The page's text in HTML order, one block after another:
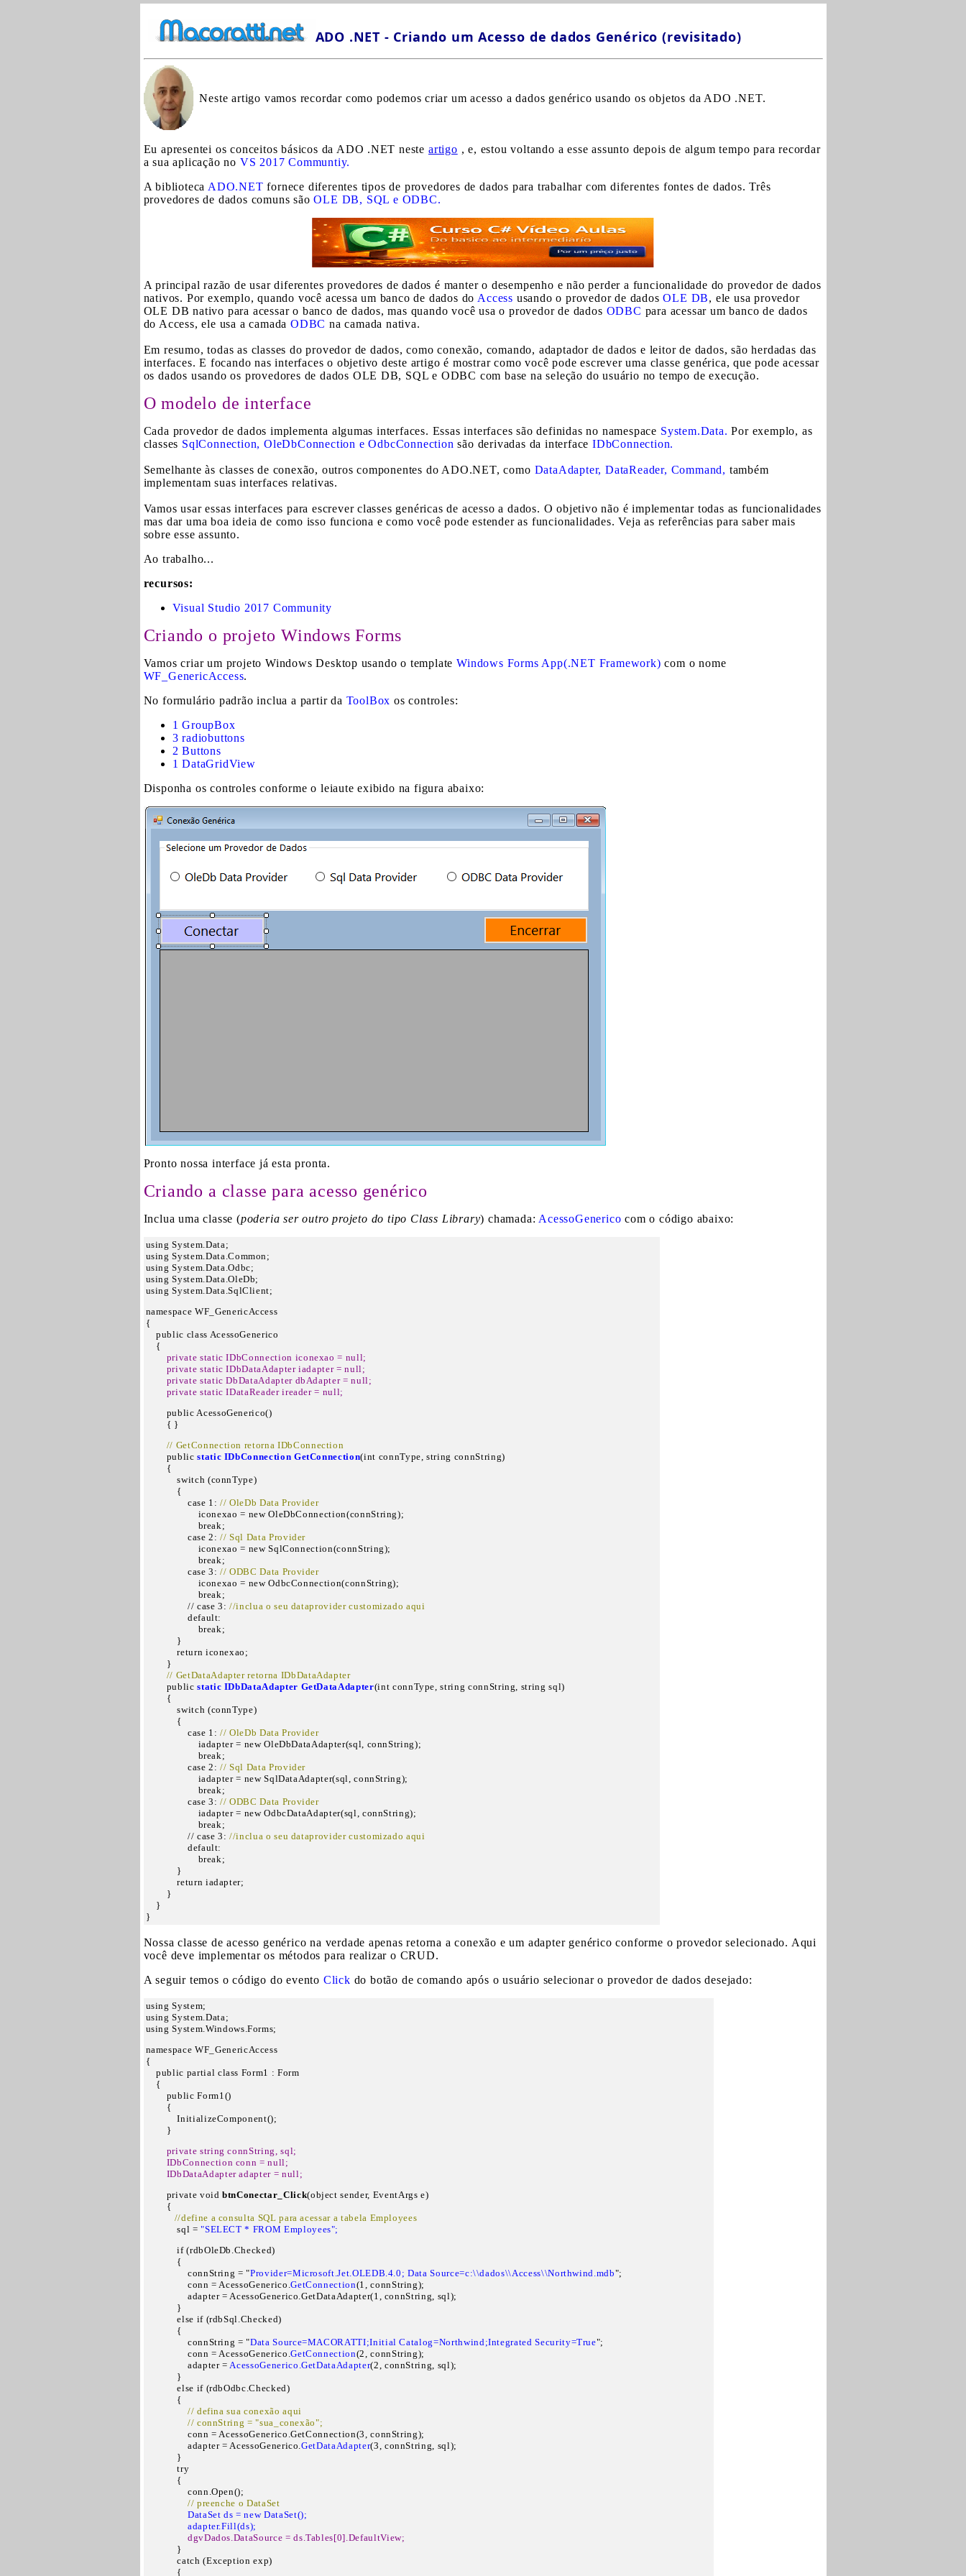
ADO .NET - Criando um Acesso de dados Genérico (revisitado)
Neste artigo vamos recordar como podemos criar um acesso a dados genérico usando os objetos da ADO .NET.
Eu apresentei os conceitos básicos da ADO .NET neste artigo , e, estou voltando a esse assunto depois de algum tempo para recordar
a sua aplicação no VS 2017 Communtiy.
A biblioteca ADO.NET fornece diferentes tipos de provedores de dados para trabalhar com diferentes fontes de dados. Três
provedores de dados comuns são OLE DB, SQL e ODBC.
A principal razão de usar diferentes provedores de dados é manter o desempenho e não perder a funcionalidade do provedor de dados
nativos. Por exemplo, quando você acessa um banco de dados do Access usando o provedor de dados OLE DB, ele usa provedor
OLE DB nativo para acessar o banco de dados, mas quando você usa o provedor de dados ODBC para acessar um banco de dados
do Access, ele usa a camada ODBC na camada nativa.
Em resumo, todas as classes do provedor de dados, como conexão, comando, adaptador de dados e leitor de dados, são herdadas das
interfaces. E focando nas interfaces o objetivo deste artigo é mostrar como você pode escrever uma classe genérica, que pode acessar
os dados usando os provedores de dados OLE DB, SQL e ODBC com base na seleção do usuário no tempo de execução.
O modelo de interface
Cada provedor de dados implementa algumas interfaces. Essas interfaces são definidas no namespace System.Data. Por exemplo, as
classes SqlConnection, OleDbConnection e OdbcConnection são derivadas da interface IDbConnection.
Semelhante às classes de conexão, outros componentes do ADO.NET, como DataAdapter, DataReader, Command, também
implementam suas interfaces relativas.
Vamos usar essas interfaces para escrever classes genéricas de acesso a dados. O objetivo não é implementar todas as funcionalidades
mas dar uma boa ideia de como isso funciona e como você pode estender as funcionalidades. Veja as referências para saber mais
sobre esse assunto.
Ao trabalho...
recursos:
Visual Studio 2017 Community
Criando o projeto Windows Forms
Vamos criar um projeto Windows Desktop usando o template Windows Forms App(.NET Framework) com o nome
WF_GenericAccess.
No formulário padrão inclua a partir da ToolBox os controles:
1 GroupBox
3 radiobuttons
2 Buttons
1 DataGridView
Disponha os controles conforme o leiaute exibido na figura abaixo:
Pronto nossa interface já esta pronta.
Criando a classe para acesso genérico
Inclua uma classe (poderia ser outro projeto do tipo Class Library) chamada: AcessoGenerico com o código abaixo:
using System.Data;
using System.Data.Common;
using System.Data.Odbc;
using System.Data.OleDb;
using System.Data.SqlClient;
namespace WF_GenericAccess
{
    public class AcessoGenerico
    {
private static IDbConnection iconexao = null;
        private static IDbDataAdapter iadapter = null;
        private static DbDataAdapter dbAdapter = null;
        private static IDataReader ireader = null;
        public AcessoGenerico()
        { }
  // GetConnection retorna IDbConnection
        public
static IDbConnection GetConnection(int connType, string connString)
        {
            switch (connType)
            {
                case 1:
// OleDb Data Provider
                    iconexao = new OleDbConnection(connString);
                    break;
                case 2:
// Sql Data Provider
                    iconexao = new SqlConnection(connString);
                    break;
                case 3:
// ODBC Data Provider
                    iconexao = new OdbcConnection(connString);
                    break;
                // case 3:
//inclua o seu dataprovider customizado aqui
                default:
                    break;
            }
            return iconexao;
        }
  // GetDataAdapter retorna IDbDataAdapter
        public
static IDbDataAdapter GetDataAdapter(int connType, string connString, string sql)
        {
            switch (connType)
            {
                case 1:
// OleDb Data Provider
                    iadapter = new OleDbDataAdapter(sql, connString);
                    break;
                case 2:
// Sql Data Provider
                    iadapter = new SqlDataAdapter(sql, connString);
                    break;
                case 3:
// ODBC Data Provider
                    iadapter = new OdbcDataAdapter(sql, connString);
                    break;
                // case 3:
//inclua o seu dataprovider customizado aqui
                default:
                    break;
            }
            return iadapter;
        }
    }
}
Nossa classe de acesso genérico na verdade apenas retorna a conexão e um adapter genérico conforme o provedor selecionado. Aqui
você deve implementar os métodos para realizar o CRUD.
A seguir temos o código do evento Click do botão de comando após o usuário selecionar o provedor de dados desejado:
using System;
using System.Data;
using System.Windows.Forms;
namespace WF_GenericAccess
{
    public partial class Form1 : Form
    {
        public Form1()
        {
            InitializeComponent();
        }
private string connString, sql;
        IDbConnection conn = null;
        IDbDataAdapter adapter = null;
        private void
btnConectar_Click(object sender, EventArgs e)
        {
//define a consulta SQL para acessar a tabela Employees
            sql =
"SELECT * FROM Employees";
            if (rdbOleDb.Checked)
            {
                connString = "
Provider=Microsoft.Jet.OLEDB.4.0; Data Source=c:\\dados\\Access\\Northwind.mdb";
                conn = AcessoGenerico.
GetConnection(1, connString);
                adapter = AcessoGenerico.GetDataAdapter(1, connString, sql);
            }
            else if (rdbSql.Checked)
            {
                connString = "
Data Source=MACORATTI;Initial Catalog=Northwind;Integrated Security=True";
                conn = AcessoGenerico.
GetConnection(2, connString);
                adapter =
AcessoGenerico.GetDataAdapter(2, connString, sql);
            }
            else if (rdbOdbc.Checked)
            {
// defina sua conexão aqui
                // connString = "sua_conexão";
conn = AcessoGenerico.GetConnection(3, connString);
                adapter = AcessoGenerico.
GetDataAdapter(3, connString, sql);
            }
            try
            {
                conn.Open();
  // preenche o DataSet
  DataSet ds = new DataSet();
                adapter.Fill(ds);
  dgvDados.DataSource = ds.Tables[0].DefaultView;
            }
            catch (Exception exp)
            {